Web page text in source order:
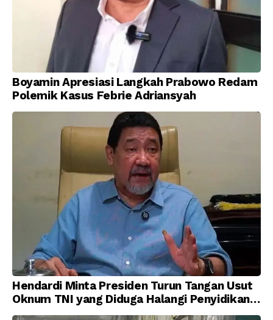
Boyamin Apresiasi Langkah Prabowo Redam
Polemik Kasus Febrie Adriansyah
Hendardi Minta Presiden Turun Tangan Usut
Oknum TNI yang Diduga Halangi Penyidikan
Korupsi